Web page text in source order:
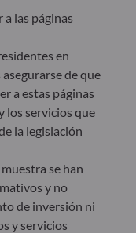
nuestras noticias
las páginas
en
de que
a estas páginas
los servicios que
la legislación
se han
y no
de inversión ni
y servicios